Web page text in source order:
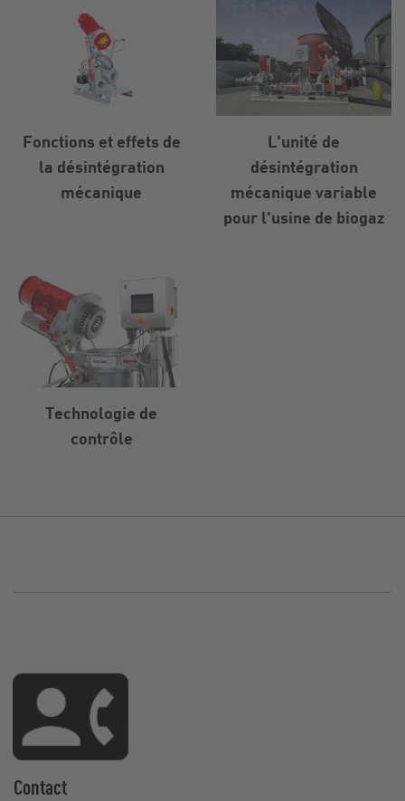
Fonctions et effets de
la désintégration
mécanique
L'unité de
désintégration
mécanique variable
pour l'usine de biogaz
Technologie de
contrôle
Contact